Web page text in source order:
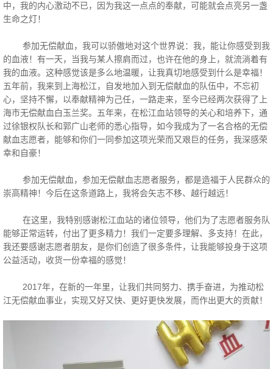
中，我的内心激动不已，因为我这一点点的奉献，可能就会点亮另一盏
生命之灯！
参加无偿献血，我可以骄傲地对这个世界说：我，能让你感受到我
的血液！有一天，当我与某人擦肩而过，也许在他的身上，就流淌着有
我的血液。这种感觉该是多么地温暖，让我真切地感受到什么是幸福！
五年前，我来到上海松江，自发地加入到无偿献血的队伍中，不忘初
心，坚持不懈，以奉献精神为己任，一路走来，至今已经两次获得了上
海市无偿献血白玉兰奖。五年来，在松江血站领导的关心和培养下，通
过徐银权队长和郭广山老师的悉心指导，如今我成为了一名合格的无偿
献血志愿者，能够和你们一同参加这项光荣而又艰巨的任务，我深感荣
幸和自豪！
参加无偿献血，参加无偿献血志愿者服务，都是造福于人民群众的
崇高精神！今后在这条道路上，我将会矢志不移、越行越远！
在这里，我特别感谢松江血站的诸位领导，他们为了志愿者服务队
能够正常运转，付出了更多精力！我们一定要多理解、多支持！在此，
我还要感谢志愿者朋友，是你们创造了很多条件，让我能够投身于这项
公益活动，收货一份幸福的感觉！
2017年，在新的一年里，让我们共同努力、携手奋进，为推动松
江无偿献血事业，实现又好又快、更好更快发展，而作出更大的贡献！